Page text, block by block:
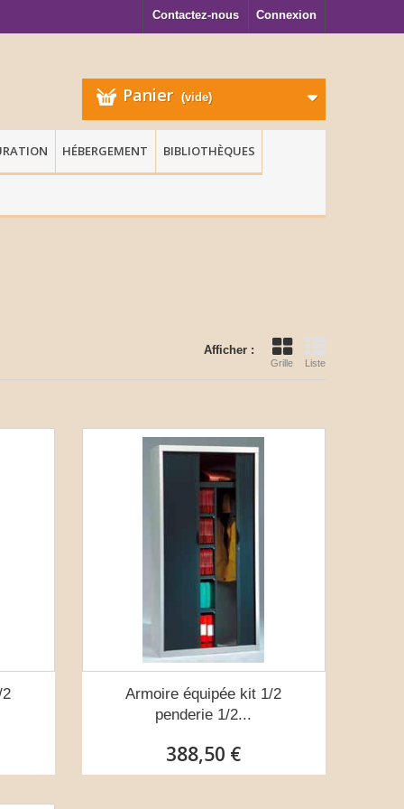
Connexion
Contactez-nous
Panier (vide)
HÉBERGEMENT BIBLIOTHÈQUES
Afficher :
Grille Liste
Armoire équipée kit 1/2
penderie 1/2...
388,50 €